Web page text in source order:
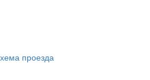
проезда